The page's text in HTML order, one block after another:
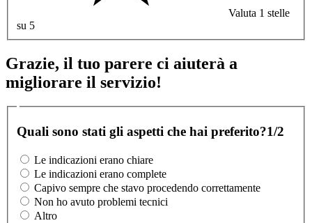
Valuta 1 stelle
su 5
Grazie, il tuo parere ci aiuterà a
migliorare il servizio!
Quali sono stati gli aspetti che hai preferito?1/2
Le indicazioni erano chiare
Le indicazioni erano complete
Capivo sempre che stavo procedendo correttamente
Non ho avuto problemi tecnici
Altro